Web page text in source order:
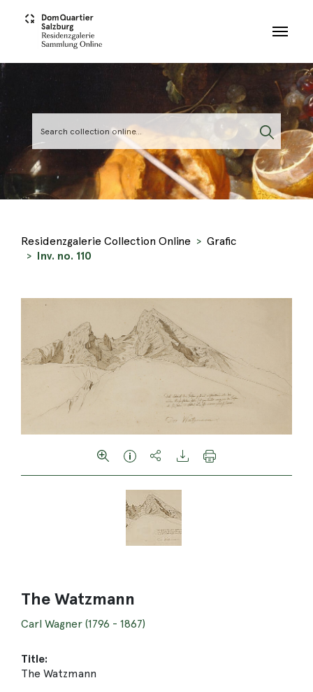
Residenzgalerie Collection Online
Grafic
Inv. no. 110
The Watzmann
Carl Wagner (1796 - 1867)
Title:
The Watzmann